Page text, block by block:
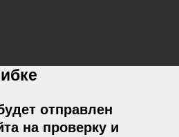
отправлен
на проверку и